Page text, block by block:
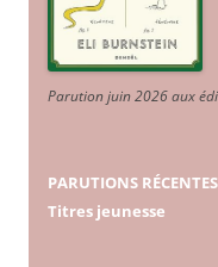
Parution juin 2026 aux
PARUTIONS RÉCENTES
Titres jeunesse